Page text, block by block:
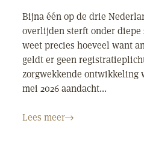
Bijna één op de drie
overlijden sterft onder diepe
weet precies hoeveel want
geldt er geen
zorgwekkende ontwikkeling
mei 2026 aandacht...
Lees meer